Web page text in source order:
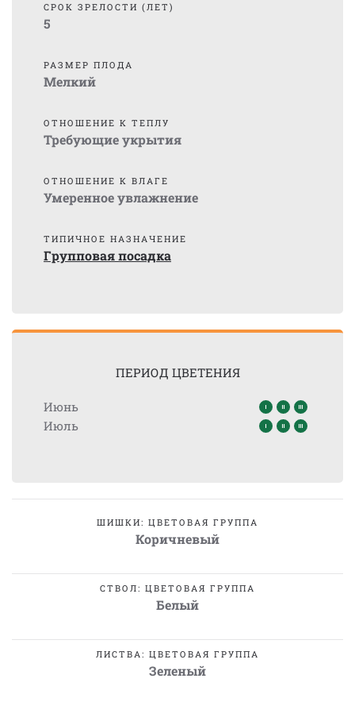
СРОК ЗРЕЛОСТИ (ЛЕТ)
5
РАЗМЕР ПЛОДА
Мелкий
ОТНОШЕНИЕ К ТЕПЛУ
Требующие укрытия
ОТНОШЕНИЕ К ВЛАГЕ
Умеренное увлажнение
ТИПИЧНОЕ НАЗНАЧЕНИЕ
Групповая посадка
ПЕРИОД ЦВЕТЕНИЯ
Июнь
Июль
ШИШКИ: ЦВЕТОВАЯ ГРУППА
Коричневый
СТВОЛ: ЦВЕТОВАЯ ГРУППА
Белый
ЛИСТВА: ЦВЕТОВАЯ ГРУППА
Зеленый